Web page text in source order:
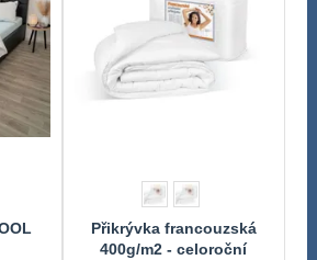
Přikrývka francouzská
400g/m2 - celoroční